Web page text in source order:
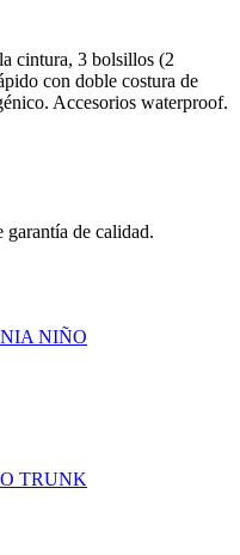
cintura, 3 bolsillos (2
con doble costura de
Accesorios waterproof.
garantía de calidad.